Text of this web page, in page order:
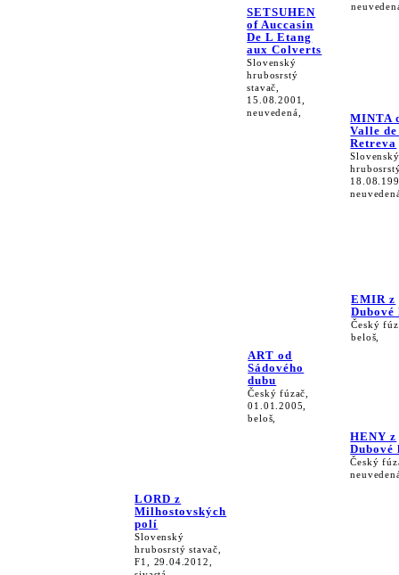
SETSUHEN
of Auccasin
De L Etang
aux Colverts
Slovenský
hrubosrstý
stavač,
15.08.2001,
neuvedená,
MINTA
Valle
Retreva
Slovenský
LORD z
Milhostovských
polí
Slovenský
hrubosrstý stavač,
F1, 29.04.2012,
ART od
Sádového
dubu
Český fúzač,
01.01.2005,
beloš,
EMIR z
Dubové
Český
beloš,
HENY z
Dubové
Český